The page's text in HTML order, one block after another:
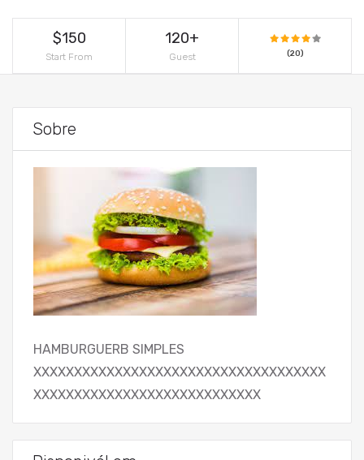
$150
Start From
120+
Guest (20)
Sobre
HAMBURGUERB SIMPLES
XXXXXXXXXXXXXXXXXXXXXXXXXXXXXXXXXXXX
XXXXXXXXXXXXXXXXXXXXXXXXXXXX